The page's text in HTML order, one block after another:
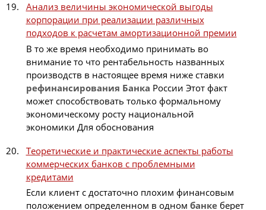
Анализ величины экономической выгоды
корпорации при реализации различных
подходов к расчетам амортизационной премии
В то же время необходимо принимать во
внимание то что рентабельность названных
производств в настоящее время ниже ставки
рефинансирования Банка России Этот факт
может способствовать только формальному
экономическому росту национальной
экономики Для обоснования
Теоретические и практические аспекты работы
коммерческих банков с проблемными
кредитами
Если клиент с достаточно плохим финансовым
положением определенном в одном банкеберет